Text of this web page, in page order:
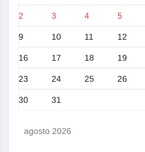
agosto 2026
2 3 4 5
9 10 11 12
16 17 18 19
23 24 25 26
30 31